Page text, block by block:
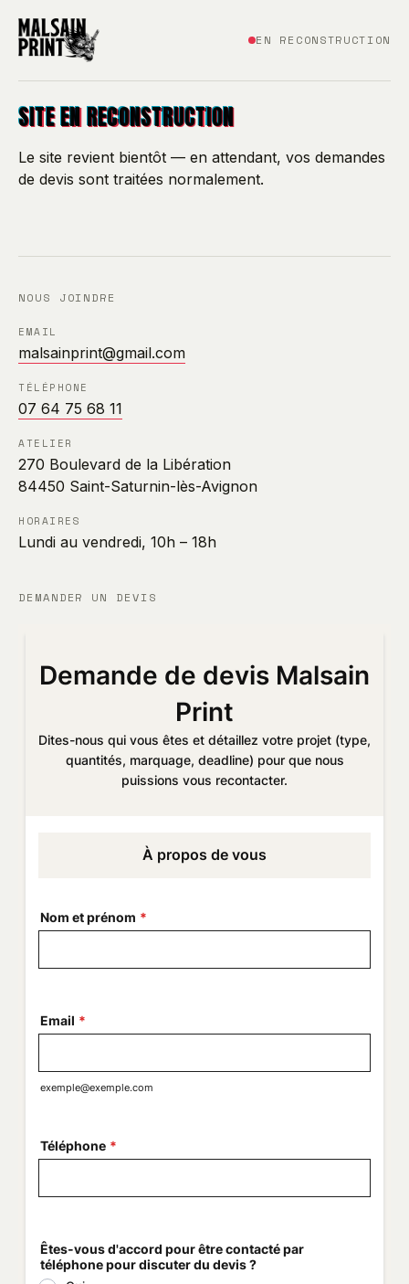
EN RECONSTRUCTION
SITE EN RECONSTRUCTION
Le site revient bientôt — en attendant, vos demandes
de devis sont traitées normalement.
NOUS JOINDRE
EMAIL
malsainprint@gmail.com
TÉLÉPHONE
07 64 75 68 11
ATELIER
270 Boulevard de la Libération
84450 Saint-Saturnin-lès-Avignon
HORAIRES
Lundi au vendredi, 10h – 18h
DEMANDER UN DEVIS